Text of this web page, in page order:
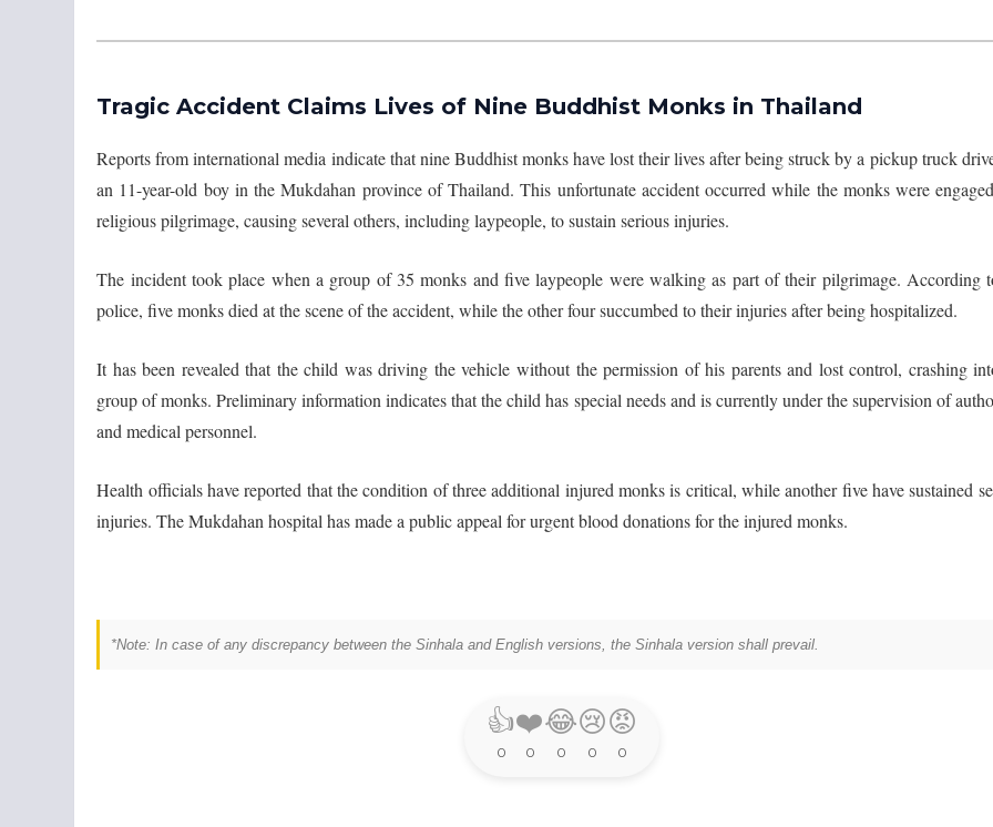
Tragic Accident Claims Lives of Nine Buddhist Monks in Thailand
Reports from international media indicate that nine Buddhist monks have lost their lives after being struck by a pickup truck
an 11-year-old boy in the Mukdahan province of Thailand. This unfortunate accident occurred while the monks were
religious pilgrimage, causing several others, including laypeople, to sustain serious injuries.
The incident took place when a group of 35 monks and five laypeople were walking as part of their pilgrimage. According
police, five monks died at the scene of the accident, while the other four succumbed to their injuries after being hospitalized.
It has been revealed that the child was driving the vehicle without the permission of his parents and lost control, crashing
group of monks. Preliminary information indicates that the child has special needs and is currently under the supervision of
and medical personnel.
Health officials have reported that the condition of three additional injured monks is critical, while another five have sustained
injuries. The Mukdahan hospital has made a public appeal for urgent blood donations for the injured monks.
*Note: In case of any discrepancy between the Sinhala and English versions, the Sinhala version shall prevail.
👍
0
❤️
0
😂
0
😢
0
😡
0